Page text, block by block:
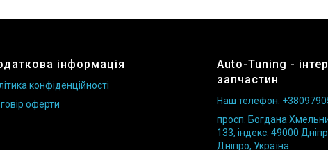
інформація
конфіденційності
оферти
Auto-Tuning -
запчастин
Наш телефон:
просп. Богдана
133, індекс: 49000
Дніпро, Україна